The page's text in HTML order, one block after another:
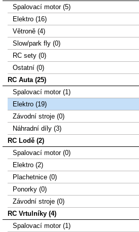
Spalovací­ motor (5)
Elektro (16)
Větroně (4)
Slow/park fly (0)
RC sety (0)
Ostatní (0)
RC Auta (25)
Spalovací motor (1)
Elektro (19)
Závodní stroje (0)
Náhradní díly (3)
RC Lodě (2)
Spalovací motor (0)
Elektro (2)
Plachetnice (0)
Ponorky (0)
Závodní stroje (0)
RC Vrtulníky (4)
Spalovací motor (1)